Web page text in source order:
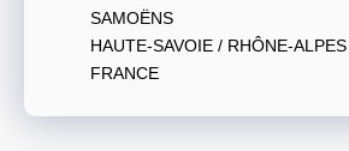
SAMOËNS
HAUTE-SAVOIE / RHÔNE-ALPES
FRANCE